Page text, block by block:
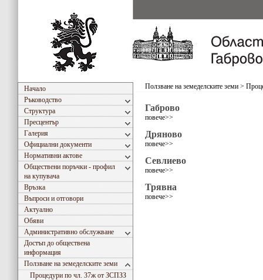
Начало
Ръководство
Структура
Пресцентър
Галерия
Официални документи
Нормативни актове
Обществени поръчки - профил
на купувача
Връзка
Въпроси и отговори
Актуално
Обяви
Административно обслужване
Достъп до обществена
информация
Ползване на земеделските земи
Процедури по чл. 37ж от ЗСПЗЗ
Ползване на земеделските земи >
Габрово
повече>>
Дряново
повече>>
Севлиево
повече>>
Трявна
повече>>